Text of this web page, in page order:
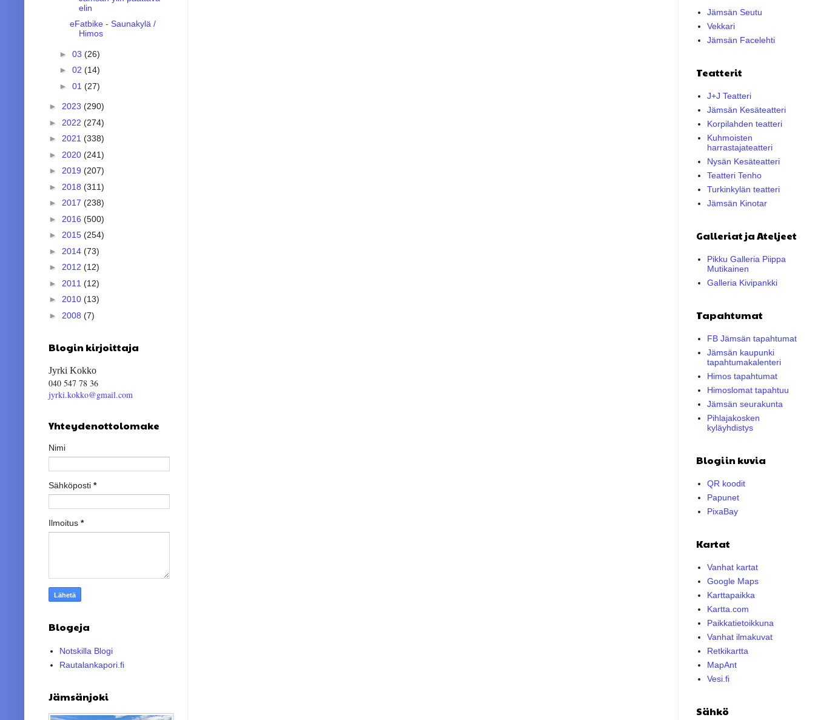
elin
eFatbike - Saunakylä /
Himos
► 03 (26)
► 02 (14)
► 01 (27)
► 2023 (290)
► 2022 (274)
► 2021 (338)
► 2020 (241)
► 2019 (207)
► 2018 (311)
► 2017 (238)
► 2016 (500)
► 2015 (254)
► 2014 (73)
► 2012 (12)
► 2011 (12)
► 2010 (13)
► 2008 (7)
Blogin kirjoittaja
Jyrki Kokko
040 547 78 36
jyrki.kokko@gmail.com
Yhteydenottolomake
Nimi
Sähköposti *
Ilmoitus *
Blogeja
Notskilla Blogi
Rautalankapori.fi
Jämsänjoki
Jämsän Seutu
Vekkari
Jämsän Facelehti
Teatterit
J+J Teatteri
Jämsän Kesäteatteri
Korpilahden teatteri
Kuhmoisten
harrastajateatteri
Nysän Kesäteatteri
Teatteri Tenho
Turkinkylän teatteri
Jämsän Kinotar
Galleriat ja Ateljeet
Pikku Galleria Piippa
Mutikainen
Galleria Kivipankki
Tapahtumat
FB Jämsän tapahtumat
Jämsän kaupunki
tapahtumakalenteri
Himos tapahtumat
Himoslomat tapahtuu
Jämsän seurakunta
Pihlajakosken
kyläyhdistys
Blogiin kuvia
QR koodit
Papunet
PixaBay
Kartat
Vanhat kartat
Google Maps
Karttapaikka
Kartta.com
Paikkatietoikkuna
Vanhat ilmakuvat
Retkikartta
MapAnt
Vesi.fi
Sähkö